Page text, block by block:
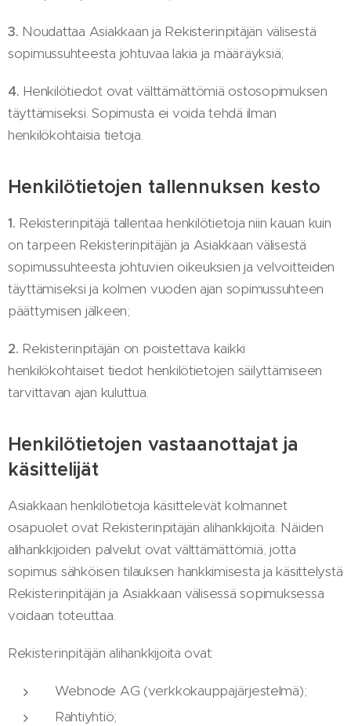
3. Noudattaa Asiakkaan ja Rekisterinpitäjän välisestä
sopimussuhteesta johtuvaa lakia ja määräyksiä;
4. Henkilötiedot ovat välttämättömiä ostosopimuksen
täyttämiseksi. Sopimusta ei voida tehdä ilman
henkilökohtaisia tietoja.
Henkilötietojen tallennuksen kesto
1. Rekisterinpitäjä tallentaa henkilötietoja niin kauan kuin
on tarpeen Rekisterinpitäjän ja Asiakkaan välisestä
sopimussuhteesta johtuvien oikeuksien ja velvoitteiden
täyttämiseksi ja kolmen vuoden ajan sopimussuhteen
päättymisen jälkeen;
2. Rekisterinpitäjän on poistettava kaikki
henkilökohtaiset tiedot henkilötietojen säilyttämiseen
tarvittavan ajan kuluttua.
Henkilötietojen vastaanottajat ja
käsittelijät
Asiakkaan henkilötietoja käsittelevät kolmannet
osapuolet ovat Rekisterinpitäjän alihankkijoita. Näiden
alihankkijoiden palvelut ovat välttämättömiä, jotta
sopimus sähköisen tilauksen hankkimisesta ja käsittelystä
Rekisterinpitäjän ja Asiakkaan välisessä sopimuksessa
voidaan toteuttaa.
Rekisterinpitäjän alihankkijoita ovat:
Webnode AG (verkkokauppajärjestelmä);
Rahtiyhtiö;